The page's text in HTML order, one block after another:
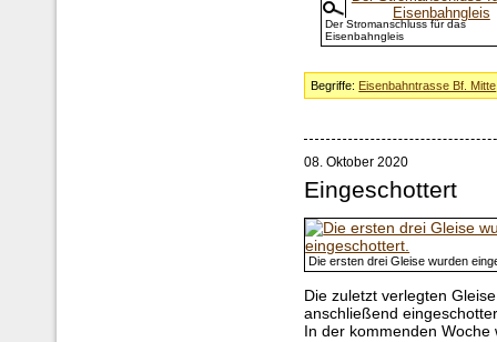
Der Stromanschluss für das
Eisenbahngleis
Begriffe: Eisenbahntrasse Bf. Mitte
08. Oktober 2020
Eingeschottert
Die ersten drei Gleise wurden
Die zuletzt verlegten
anschließend
In der kommenden